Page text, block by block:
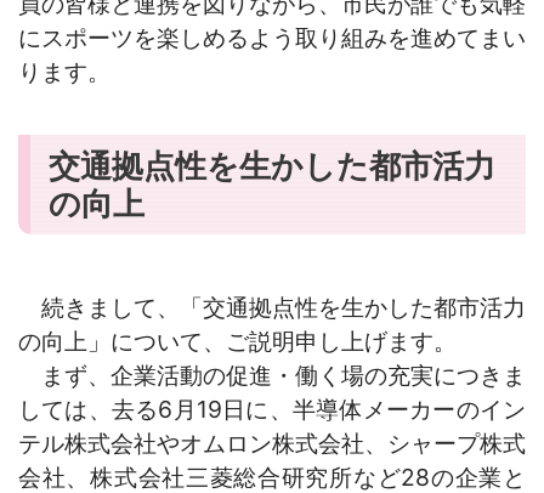
にスポーツを楽しめるよう取り組みを進めてまい
ります。
交通拠点性を生かした都市活力
の向上
続きまして、「交通拠点性を生かした都市活力
の向上」について、ご説明申し上げます。
まず、企業活動の促進・働く場の充実につきま
しては、去る6月19日に、半導体メーカーのイン
テル株式会社やオムロン株式会社、シャープ株式
会社、株式会社三菱総合研究所など28の企業と